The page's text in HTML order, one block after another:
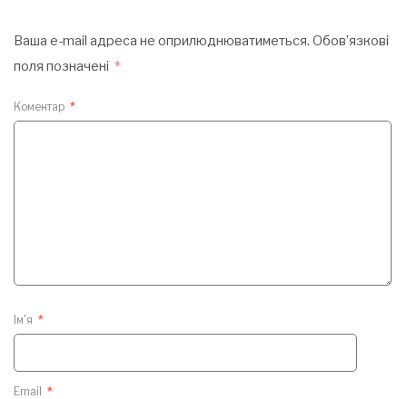
Ваша e-mail адреса не оприлюднюватиметься. Обов’язкові
поля позначені *
Коментар *
Ім'я *
Email *